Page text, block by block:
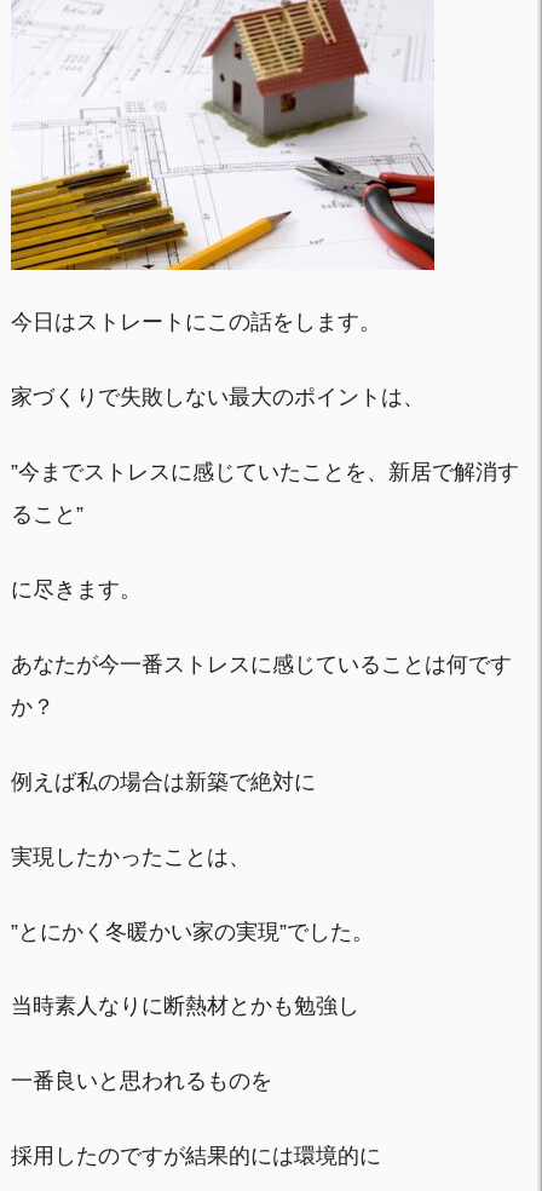
今日はストレートにこの話をします。
家づくりで失敗しない最大のポイントは、
”今までストレスに感じていたことを、新居で解消す
ること”
に尽きます。
あなたが今一番ストレスに感じていることは何です
か？
例えば私の場合は新築で絶対に
実現したかったことは、
”とにかく冬暖かい家の実現”でした。
当時素人なりに断熱材とかも勉強し
一番良いと思われるものを
採用したのですが結果的には環境的に